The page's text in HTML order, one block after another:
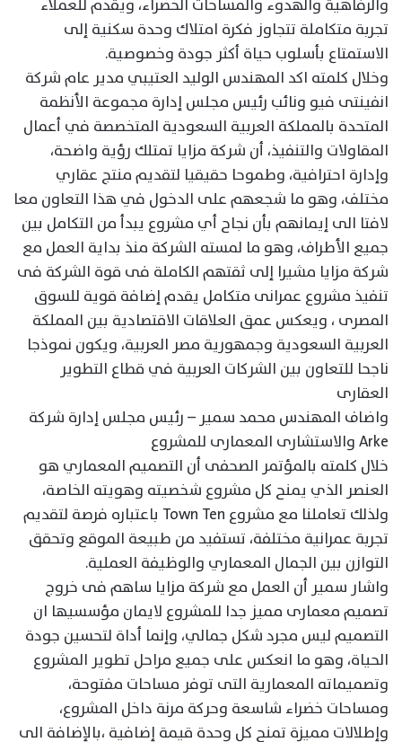
تجربة متكاملة تتجاوز فكرة امتلاك وحدة سكنية إلى
الاستمتاع بأسلوب حياة أكثر جودة وخصوصية.
وخلال كلمته اكد المهندس الوليد العتيبي مدير عام شركة
انفينتى فيو ونائب رئيس مجلس إدارة مجموعة الأنظمة
المتحدة بالمملكة العربية السعودية المتخصصة في أعمال
المقاولات والتنفيذ، أن شركة مزايا تمتلك رؤية واضحة،
وإدارة احترافية، وطموحا حقيقيا لتقديم منتج عقاري
مختلف، وهو ما شجعهم على الدخول في هذا التعاون معا
لافتا الى إيمانهم بأن نجاح أي مشروع يبدأ من التكامل بين
جميع الأطراف، وهو ما لمسته الشركة منذ بداية العمل مع
شركة مزايا مشيرا إلى ثقتهم الكاملة فى قوة الشركة فى
تنفيذ مشروع عمرانى متكامل يقدم إضافة قوية للسوق
المصرى ، ويعكس عمق العلاقات الاقتصادية بين المملكة
العربية السعودية وجمهورية مصر العربية، ويكون نموذجا
ناجحا للتعاون بين الشركات العربية في قطاع التطوير
العقارى
واضاف المهندس محمد سمير – رئيس مجلس إدارة شركة
Arke والاستشارى المعمارى للمشروع
خلال كلمته بالمؤتمر الصحفى أن التصميم المعماري هو
العنصر الذي يمنح كل مشروع شخصيته وهويته الخاصة،
ولذلك تعاملنا مع مشروع Town Ten باعتباره فرصة لتقديم
تجربة عمرانية مختلفة، تستفيد من طبيعة الموقع وتحقق
التوازن بين الجمال المعماري والوظيفة العملية.
واشار سمير أن العمل مع شركة مزايا ساهم فى خروج
تصميم معمارى مميز جدا للمشروع لايمان مؤسسيها ان
التصميم ليس مجرد شكل جمالي، وإنما أداة لتحسين جودة
الحياة، وهو ما انعكس على جميع مراحل تطوير المشروع
وتصميماته المعمارية التى توفر مساحات مفتوحة،
ومساحات خضراء شاسعة وحركة مرنة داخل المشروع،
وإطلالات مميزة تمنح كل وحدة قيمة إضافية ،بالإضافة الى